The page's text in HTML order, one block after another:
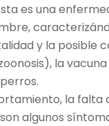
es una
y la posible
la
la falta
algunos